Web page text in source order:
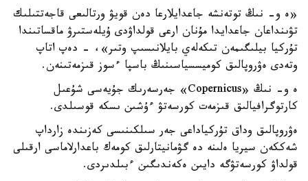
«ە و- نىڭ توتەنشە جاعدايلارعا دەن قويۋ ورتالىعى قاجەتتىلىك
تۋىنداعان جاعدايدا مۇنان ارعى قولداۋدى ۇيلەستىرۋ ماقساتىندا
تۇركيا بيلىگىمەن تىكەلەي بايلانىسىپ وتىر»، - دەپ اتاپ
وتەدى ەۋروپالىق كوميسسياسىنىڭ باسپا ءسوز قىزمەتىنەن.
ە و- نىڭ «Copernicus» جەرسەرىك جۇيەسى شۇعىل
كارتوگرافيالىق قىزمەت كورسەتۋ ءۇشىن ىسكە قوسىلدى.
ەۋروپالىق وداق تۇركياداعى جەر سىلكىنىسى كەزىندە زارداپ
شەككەن سيريا ەلىنە دە گۋمانيتارلىق كومەك باعدارلاماسى ارقىلى
قولداۋ كورسەتۋگە دايىن ەكەندىگىن ءبىلدىردى.